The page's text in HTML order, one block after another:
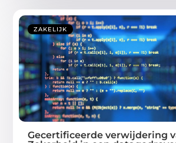
ZAKELIJK
Gecertificeerde verwijdering